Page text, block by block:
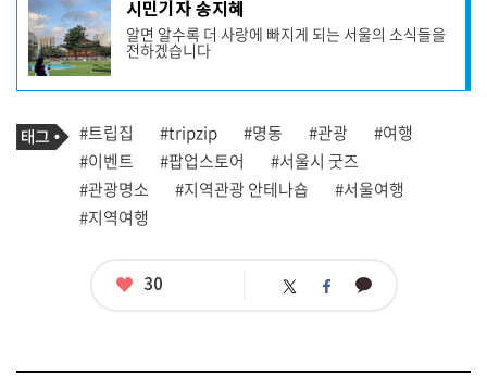
사
작
성
자
프
필
시민기자 송지혜
알면 알수록 더 사랑에 빠지게 되는 서울의 소식들을
전하겠습니다
기
사
관
련
태
그
태
그
#트립집 #tripzip #명동 #관광
#여행
#이벤트
#팝업스토어
#서울시 굿즈
#관광명소
#지역관광 안테나숍
#서울여행
#지역여행
좋
30 트 페 카